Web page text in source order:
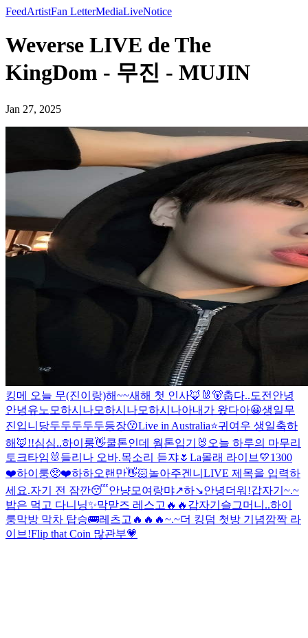
FeedArtistFan LetterMediaLiveNotice
Weverse LIVE de The
KingDom - 무진 - MUJIN
Jan 27, 2025
킹메 오늘 무(진이랑)해~~새해 첫 인사🦊🐰🐻춥다..도전 안녕
안녕유노 모하시나모하시나모하시나아내가 왔다아😀생일무
진입니당두두두두두등장😗Live in Australia⭐️귀여우 생일축하
해🦊!!심심..하이룽👋쿨톤인데 웜톤입기 🐰오늘 하루의 마무리
토크타임🐰 들리나 오바.목소리 듣쟈🌷 La몰래 라이브 💛1300
❤️하이룽🥺❤️하하오랜만👋🏻놀아주겐니 LIVE 제목을 입력하
세요.자기 전 잠깐😴안냥모여랑먀↗️하↘️안녕더워!갑자기~.~
밥은 먹고 다니닝✨막맏즈 레스고🔥🔥 갑자기 슬그머니..하이
룽막방 막차 탑승🚌레츠고🔥🔥🔥~.~더 킹덤 첫방 기념깜짝 라
이브!Flip that Coin 많관부💗